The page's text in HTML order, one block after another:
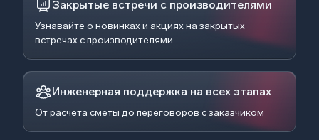
Закрытые встречи с производителями
Узнавайте о новинках и акциях на закрытых
встречах с производителями.
Инженерная поддержка на всех этапах
От расчёта сметы до переговоров с заказчиком